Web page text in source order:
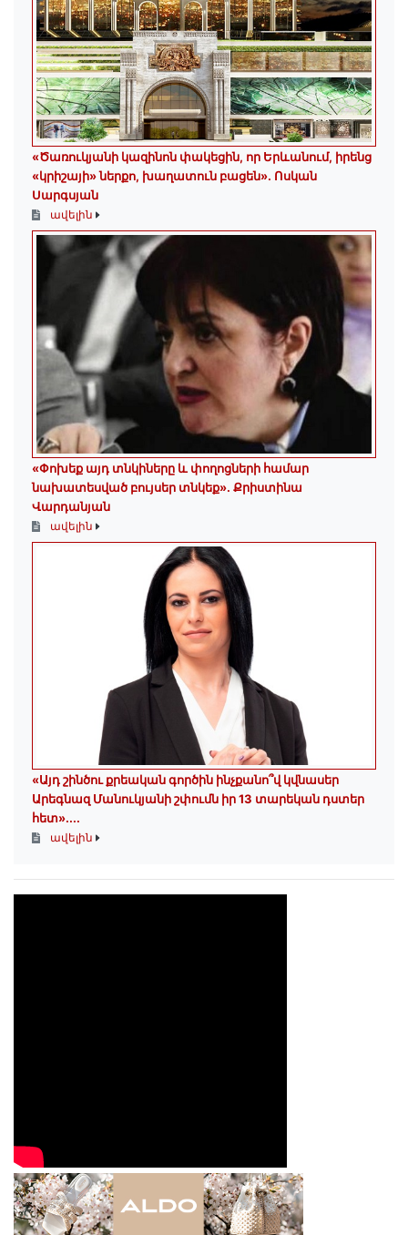
«Ծառուկյանի կազինոն փակեցին, որ Երևանում, իրենց
«կրիշայի» ներքո, խաղատուն բացեն»․ Ոսկան
Սարգսյան
ավելին
«Փոխեք այդ տնկիները և փողոցների համար
նախատեսված բույսեր տնկեք». Քրիստինա
Վարդանյան
ավելին
«Այդ շինծու քրեական գործին ինչքանո՞վ կվնասեր
Արեգնազ Մանուկյանի շփումն իր 13 տարեկան դստեր
հետ»․...
ավելին